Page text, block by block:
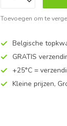
Toevoegen om te
Belgische
GRATIS
+25°C =
Kleine prijzen,